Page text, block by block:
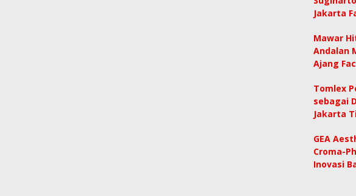
Jakarta
Mawar
Andalan
Ajang
Tomlex
sebagai
Jakarta
GEA
Croma-
Inovasi